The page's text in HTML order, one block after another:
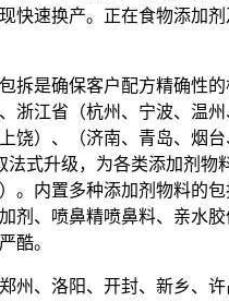
快速换产。正在食物添加
是确保客户配方精确性
江省（杭州、宁波、温州
）、（济南、青岛、烟台
式升级，为各类添加剂物
。内置多种添加剂物料的
剂、喷鼻精喷鼻料、亲水
酷。
、洛阳、开封、新乡、